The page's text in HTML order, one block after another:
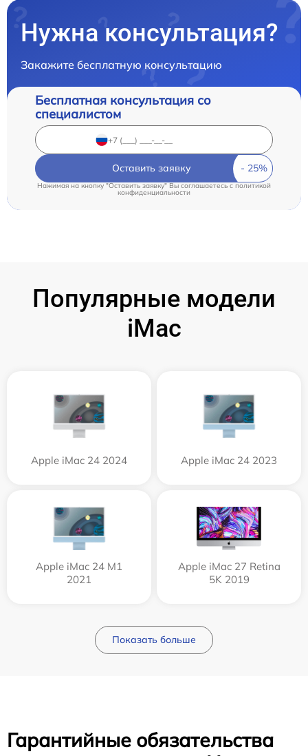
Нужна консультация?
Закажите бесплатную консультацию
Бесплатная консультация со
специалистом
Оставить заявку
Нажимая на кнопку "Оставить заявку" Вы соглашаетесь cполитикой
конфиденциальности
Популярные модели
iMac
Apple iMac 24 2024 Apple iMac 24 2023
Apple iMac 24 M1
2021
Apple iMac 27 Retina
5K 2019
Показать больше
Гарантийные обязательства